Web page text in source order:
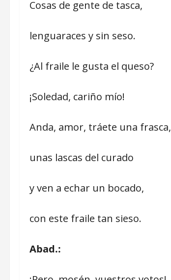
Cosas de gente de tasca,
lenguaraces y sin seso.
¿Al fraile le gusta el queso?
¡Soledad, cariño mío!
Anda, amor, tráete una frasca,
unas lascas del curado
y ven a echar un bocado,
con este fraile tan sieso.
Abad.: